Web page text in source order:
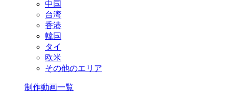
中国
台湾
香港
韓国
タイ
欧米
その他のエリア
制作動画一覧